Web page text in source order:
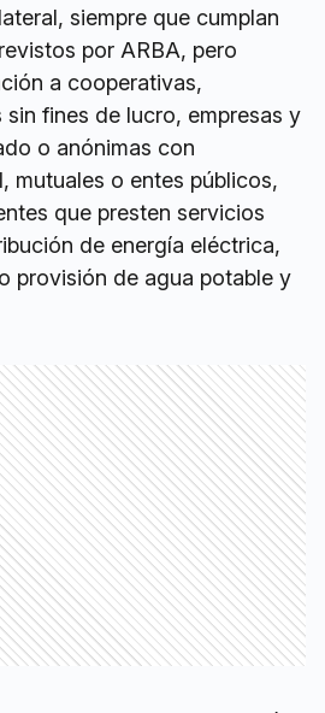
siempre que cumplan
por ARBA, pero
a cooperativas,
fines de lucro, empresas y
o anónimas con
mutuales o entes públicos,
que presten servicios
de energía eléctrica,
provisión de agua potable y